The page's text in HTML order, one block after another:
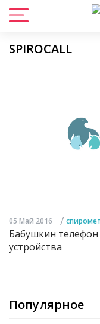
SPIROCALL
05 Май 2016 /
Бабушкин
устройства
Популярное